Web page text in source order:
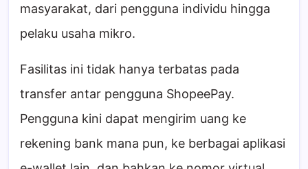
masyarakat, dari pengguna individu hingga
pelaku usaha mikro.
Fasilitas ini tidak hanya terbatas pada
transfer antar pengguna ShopeePay.
Pengguna kini dapat mengirim uang ke
rekening bank mana pun, ke berbagai aplikasi